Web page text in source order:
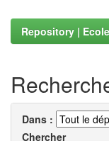
Repository |
Dans :
Chercher